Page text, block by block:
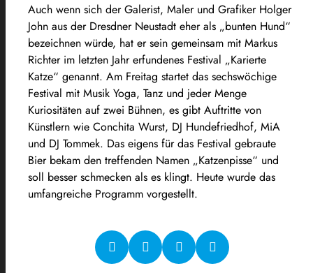
Auch wenn sich der Galerist, Maler und Grafiker Holger
John aus der Dresdner Neustadt eher als „bunten Hund“
bezeichnen würde, hat er sein gemeinsam mit Markus
Richter im letzten Jahr erfundenes Festival „Karierte
Katze“ genannt. Am Freitag startet das sechswöchige
Festival mit Musik Yoga, Tanz und jeder Menge
Kuriositäten auf zwei Bühnen, es gibt Auftritte von
Künstlern wie Conchita Wurst, DJ Hundefriedhof, MiA
und DJ Tommek. Das eigens für das Festival gebraute
Bier bekam den treffenden Namen „Katzenpisse“ und
soll besser schmecken als es klingt. Heute wurde das
umfangreiche Programm vorgestellt.